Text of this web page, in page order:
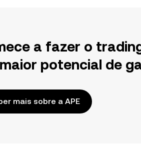
a fazer o
potencial de
mais sobre a APE